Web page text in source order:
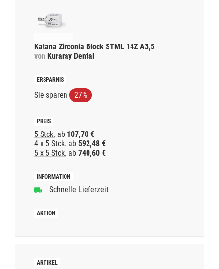
Katana Zirconia Block STML 14Z A3,5
von Kuraray Dental
Sie sparen 27%
5 Stck. ab 107,70 €
4 x 5 Stck. ab 592,48 €
5 x 5 Stck. ab 740,60 €
Schnelle Lieferzeit